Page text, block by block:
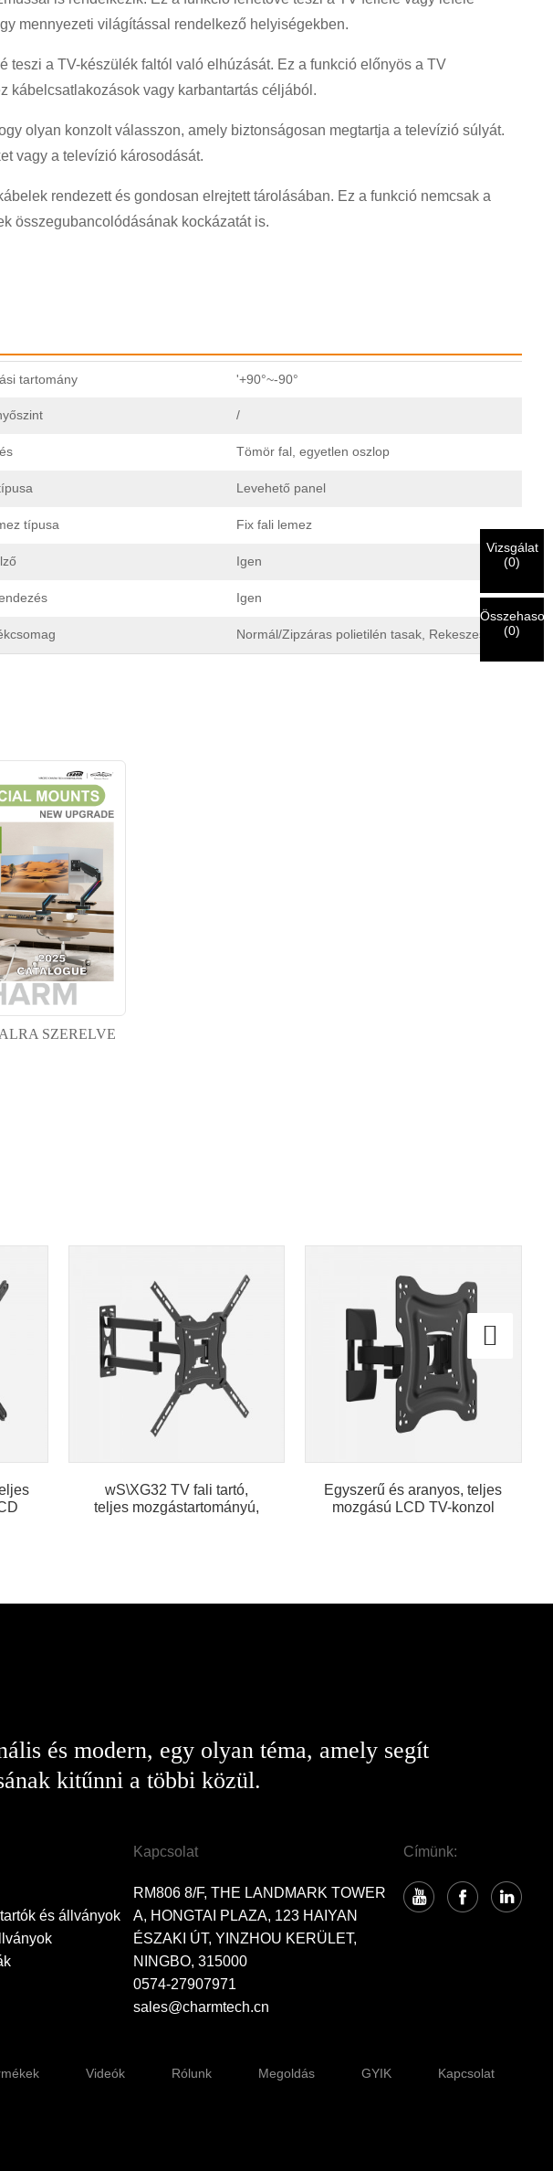
mennyezeti világítással rendelkező helyiségekben.
a TV-készülék faltól való elhúzását. Ez a funkció előnyös a TV
kábelcsatlakozások vagy karbantartás céljából.
olyan konzolt válasszon, amely biztonságosan megtartja a televízió súlyát.
vagy a televízió károsodását.
rendezett és gondosan elrejtett tárolásában. Ez a funkció nemcsak a
összegubancolódásának kockázatát is.
tartomány '+90°~-90°
/
Tömör fal, egyetlen oszlop
Levehető panel
típusa Fix fali lemez
Igen
Igen
Normál/Zipzáras polietilén tasak, Rekeszes polietilén
SZERELVE
wS\XG32 TV fali tartó,
teljes mozgástartományú,
Egyszerű és aranyos, teljes
mozgású LCD TV-konzol
és modern, egy olyan téma, amely segít
kitűnni a többi közül.
és állványok
Kapcsolat
RM806 8/F, THE LANDMARK TOWER
A, HONGTAI PLAZA, 123 HAIYAN
ÉSZAKI ÚT, YINZHOU KERÜLET,
NINGBO, 315000
0574-27907971
sales@charmtech.cn
Címünk:
Videók Rólunk Megoldás GYIK Kapcsolat
Én vagyok
Új látogató
hibás
×
ELLENŐRZÉS
Miután a
Vizsgálat
(0)
(0)